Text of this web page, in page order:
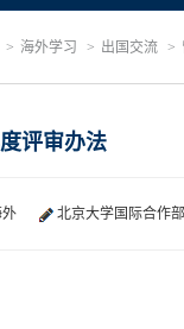
海外学习 出国交流
评审办法
外 北京大学国际合作部